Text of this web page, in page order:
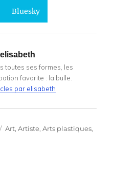
Bluesky
elisabeth
toutes ses formes, les
favorite : la bulle.
par elisabeth
Catégories
Art,Artiste,Arts plastiques,